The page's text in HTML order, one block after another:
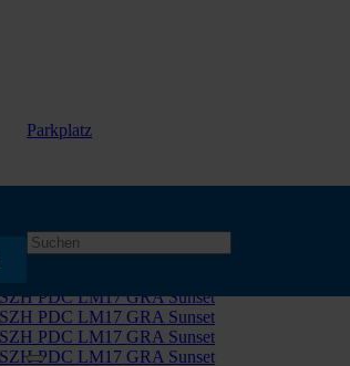
Parkplatz